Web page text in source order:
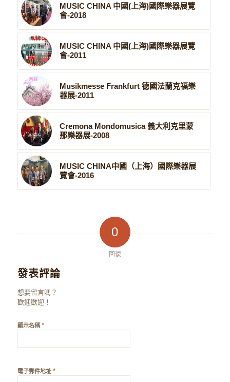
MUSIC CHINA 中國(上海)國際樂器展覽
會-2018
MUSIC CHINA 中國(上海)國際樂器展覽
會-2011
Musikmesse Frankfurt 德國法蘭克福樂
器展-2011
Cremona Mondomusica 義大利克里蒙
那樂器展-2008
MUSIC CHINA中國（上海）國際樂器展
覽會-2016
0
回復
發表評論
想要留言嗎？
歡迎歡迎！
顯示名稱 *
電子郵件地址 *